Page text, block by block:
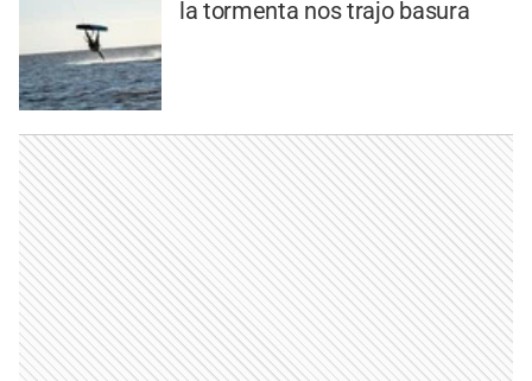
la tormenta nos trajo basura